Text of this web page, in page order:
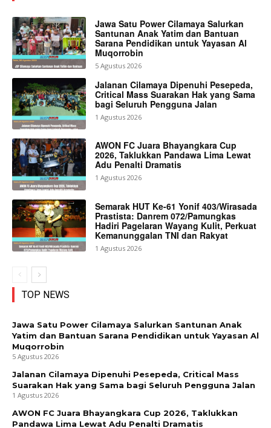
Jawa Satu Power Cilamaya Salurkan
Santunan Anak Yatim dan Bantuan
Sarana Pendidikan untuk Yayasan Al
Muqorrobin
5 Agustus 2026
Jalanan Cilamaya Dipenuhi Pesepeda,
Critical Mass Suarakan Hak yang Sama
bagi Seluruh Pengguna Jalan
1 Agustus 2026
AWON FC Juara Bhayangkara Cup
2026, Taklukkan Pandawa Lima Lewat
Adu Penalti Dramatis
1 Agustus 2026
Semarak HUT Ke-61 Yonif 403/Wirasada
Prastista: Danrem 072/Pamungkas
Hadiri Pagelaran Wayang Kulit, Perkuat
Kemanunggalan TNI dan Rakyat
1 Agustus 2026
TOP NEWS
Jawa Satu Power Cilamaya Salurkan Santunan Anak
Yatim dan Bantuan Sarana Pendidikan untuk Yayasan Al
Muqorrobin
5 Agustus 2026
Jalanan Cilamaya Dipenuhi Pesepeda, Critical Mass
Suarakan Hak yang Sama bagi Seluruh Pengguna Jalan
1 Agustus 2026
AWON FC Juara Bhayangkara Cup 2026, Taklukkan
Pandawa Lima Lewat Adu Penalti Dramatis